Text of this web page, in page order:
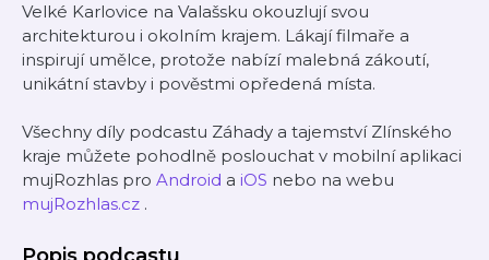
Velké Karlovice na Valašsku okouzlují svou
architekturou i okolním krajem. Lákají filmaře a
inspirují umělce, protože nabízí malebná zákoutí,
unikátní stavby i pověstmi opředená místa.
Všechny díly podcastu Záhady a tajemství Zlínského
kraje můžete pohodlně poslouchat v mobilní aplikaci
mujRozhlas pro Android a iOS nebo na webu
mujRozhlas.cz .